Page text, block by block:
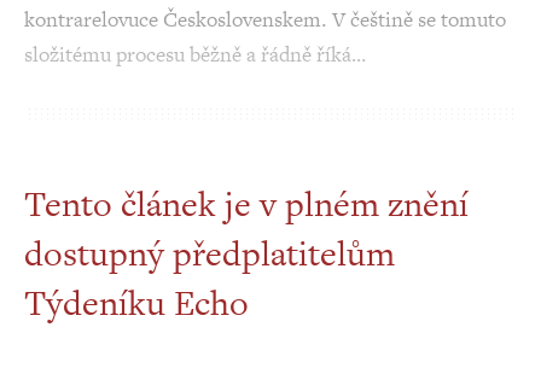
kontrarelovuce Československem. V češtině se tomuto
složitému procesu běžně a řádně říká…
Tento článek je v plném znění
dostupný předplatitelům
Týdeníku Echo